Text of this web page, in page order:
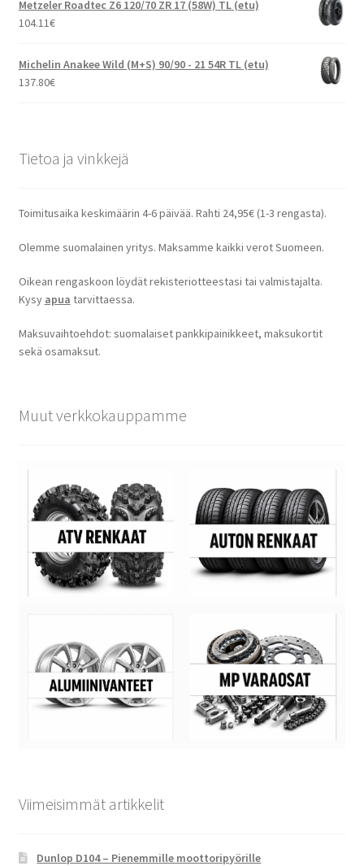
Metzeler Roadtec Z6 120/70 ZR 17 (58W) TL (etu)
104.11€
Michelin Anakee Wild (M+S) 90/90 - 21 54R TL (etu)
137.80€
Tietoa ja vinkkejä
Toimitusaika keskimäärin 4-6 päivää. Rahti 24,95€ (1-3 rengasta).
Olemme suomalainen yritys. Maksamme kaikki verot Suomeen.
Oikean rengaskoon löydät rekisteriotteestasi tai valmistajalta.
Kysy apua tarvittaessa.
Maksuvaihtoehdot: suomalaiset pankkipainikkeet, maksukortit
sekä osamaksut.
Muut verkkokauppamme
Viimeisimmät artikkelit
Dunlop D104 – Pienemmille moottoripyörille